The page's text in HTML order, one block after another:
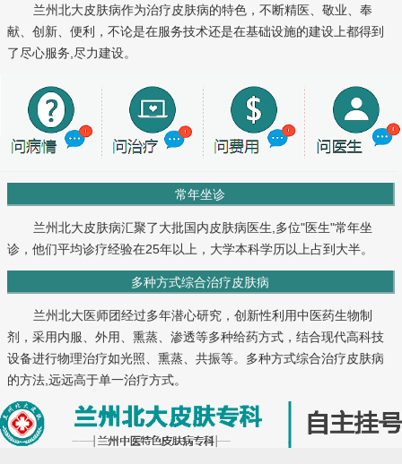
兰州北大皮肤病作为治疗皮肤病的特色，不断精医、敬业、奉
献、创新、便利，不论是在服务技术还是在基础设施的建设上都得到
了尽心服务,尽力建设。
常年坐诊
兰州北大皮肤病汇聚了大批国内皮肤病医生,多位"医生"常年坐
诊，他们平均诊疗经验在25年以上，大学本科学历以上占到大半。
多种方式综合治疗皮肤病
兰州北大医师团经过多年潜心研究，创新性利用中医药生物制
剂，采用内服、外用、熏蒸、渗透等多种给药方式，结合现代高科技
设备进行物理治疗如光照、熏蒸、共振等。多种方式综合治疗皮肤病
的方法,远远高于单一治疗方式。